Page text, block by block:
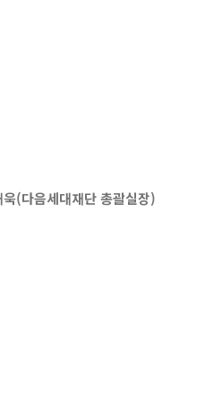
(다음세대재단 총괄실장)